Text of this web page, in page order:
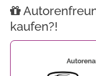
kaufen?!